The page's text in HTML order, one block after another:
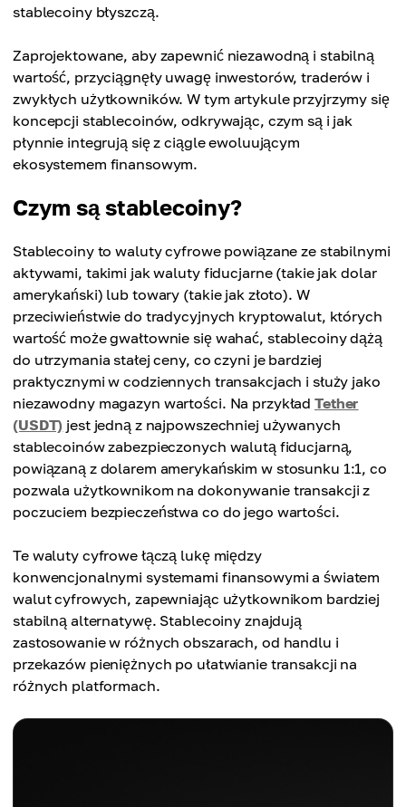
stablecoiny błyszczą.
Zaprojektowane, aby zapewnić niezawodną i stabilną
wartość, przyciągnęły uwagę inwestorów, traderów i
zwykłych użytkowników. W tym artykule przyjrzymy się
koncepcji stablecoinów, odkrywając, czym są i jak
płynnie integrują się z ciągle ewoluującym
ekosystemem finansowym.
Czym są stablecoiny?
Stablecoiny to waluty cyfrowe powiązane ze stabilnymi
aktywami, takimi jak waluty fiducjarne (takie jak dolar
amerykański) lub towary (takie jak złoto). W
przeciwieństwie do tradycyjnych kryptowalut, których
wartość może gwałtownie się wahać, stablecoiny dążą
do utrzymania stałej ceny, co czyni je bardziej
praktycznymi w codziennych transakcjach i służy jako
niezawodny magazyn wartości. Na przykładTether
(USDT) jest jedną z najpowszechniej używanych
stablecoinów zabezpieczonych walutą fiducjarną,
powiązaną z dolarem amerykańskim w stosunku 1:1, co
pozwala użytkownikom na dokonywanie transakcji z
poczuciem bezpieczeństwa co do jego wartości.
Te waluty cyfrowe łączą lukę między
konwencjonalnymi systemami finansowymi a światem
walut cyfrowych, zapewniając użytkownikom bardziej
stabilną alternatywę. Stablecoiny znajdują
zastosowanie w różnych obszarach, od handlu i
przekazów pieniężnych po ułatwianie transakcji na
różnych platformach.